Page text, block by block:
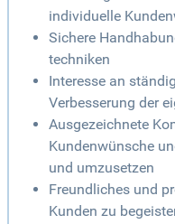
individuelle
Sichere
techniken
Interesse an
Verbesserung der
Ausgezeichnete
Kundenwünsche
und umzusetzen
Freundliches und
Kunden zu